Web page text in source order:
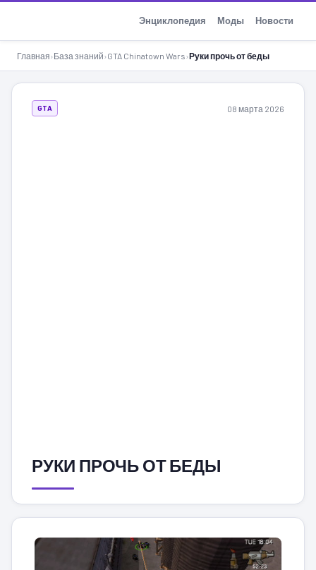
Энциклопедия Моды Новости
Главная›База знаний›GTA Chinatown Wars›Руки прочь от беды
GTA 08 марта 2026
РУКИ ПРОЧЬ ОТ БЕДЫ